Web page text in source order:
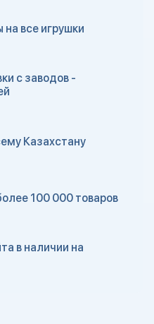
все игрушки
с заводов -
Казахстану
100 000 товаров
в наличии на